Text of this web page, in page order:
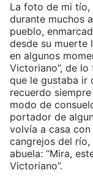
La foto de mi tío,
durante muchos
pueblo,
desde su muerte
en algunos
Victoriano”, de
que le gustaba ir
recuerdo
modo de
portador de
volvía a casa
cangrejos del
abuela: “Mira,
Victoriano”.